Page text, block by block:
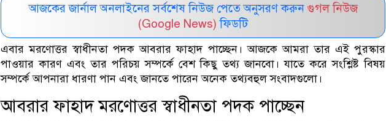
আজকের জার্নাল অনলাইনের সর্বশেষ নিউজ পেতে অনুসরণ করুন গুগল নিউজ
(Google News) ফিডটি
এবার মরণোত্তর স্বাধীনতা পদক আবরার ফাহাদ পাচ্ছেন। আজকে আমরা তার এই পুরস্কার
পাওয়ার কারণ এবং তার পরিচয় সম্পর্কে বেশ কিছু তথ্য জানবো। যাতে করে সংশ্লিষ্ট বিষয়
সম্পর্কে আপনারা ধারণা পান এবং জানতে পারেন অনেক তথ্যবহুল সংবাদগুলো।
আবরার ফাহাদ মরণোত্তর স্বাধীনতা পদক পাচ্ছেন